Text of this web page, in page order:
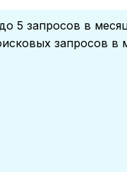
5 запросов в
запросов в